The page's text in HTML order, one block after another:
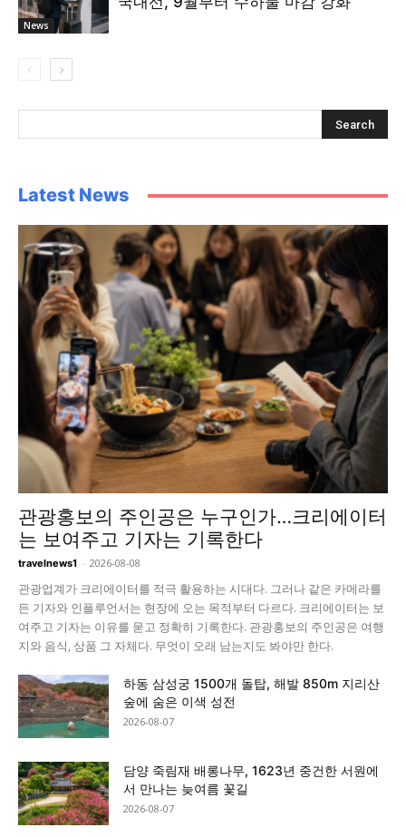
News
Latest News
관광홍보의 주인공은 누구인가…크리에이터
는 보여주고 기자는 기록한다
travelnews1 - 2026-08-08
관광업계가 크리에이터를 적극 활용하는 시대다. 그러나 같은 카메라를
든 기자와 인플루언서는 현장에 오는 목적부터 다르다. 크리에이터는 보
여주고 기자는 이유를 묻고 정확히 기록한다. 관광홍보의 주인공은 여행
지와 음식, 상품 그 자체다. 무엇이 오래 남는지도 봐야만 한다.
하동 삼성궁 1500개 돌탑, 해발 850m 지리산
숲에 숨은 이색 성전
2026-08-07
담양 죽림재 배롱나무, 1623년 중건한 서원에
서 만나는 늦여름 꽃길
2026-08-07